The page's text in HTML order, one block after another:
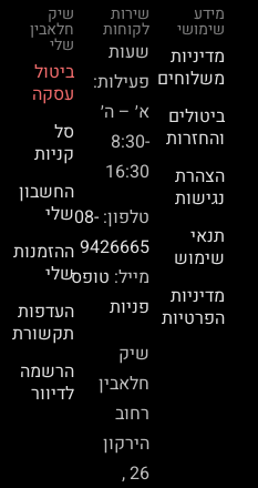
מידע
שימושי
מדיניות
משלוחים
ביטולים
והחזרות
הצהרת
נגישות
תנאי
שימוש
מדיניות
הפרטיות
שירות
לקוחות
שעות
פעילות:
א׳ – ה׳
8:30-
16:30
טלפון: 08-
9426665
מייל: טופס
פניות
שיק
חלאבין
רחוב
הירקון
26 ,
שיק
חלאבין
שלי
ביטול
עסקה
סל
קניות
החשבון
שלי
ההזמנות
שלי
העדפות
תקשורת
הרשמה
לדיוור